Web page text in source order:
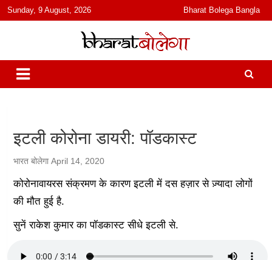
content
Sunday, 9 August, 2026 Bharat Bolega Bangla
भारत बोलेगा
हिंदी में समाचार, विचार, ऑडियो, वीडियो और फ़ीचर. भारत बोलेगा हिंदी न्यूज़ वेबसाइट
India: News, Views, Info, Trends & Podcast I जानकारी भी समझदारी भी
और पॉडकास्ट
इटली कोरोना डायरी: पॉडकास्ट
भारत बोलेगा April 14, 2020
कोरोनावायरस संक्रमण के कारण इटली में दस हज़ार से ज़्यादा लोगों
की मौत हुई है.
सुनें राकेश कुमार का पॉडकास्ट सीधे इटली से.